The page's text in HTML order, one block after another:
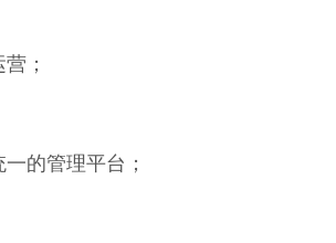
；
的管理平台；